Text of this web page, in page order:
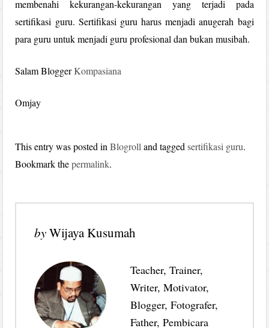
membenahi kekurangan-kekurangan yang terjadi pada
sertifikasi guru. Sertifikasi guru harus menjadi anugerah bagi
para guru untuk menjadi guru profesional dan bukan musibah.
Salam BloggerKompasiana
Omjay
This entry was posted inBlogroll and taggedsertifikasi guru.
Bookmark thepermalink.
byWijaya Kusumah
Teacher, Trainer,
Writer, Motivator,
Blogger, Fotografer,
Father, Pembicara